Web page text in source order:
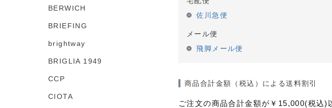
BERWICH
BRIEFING
brightway
BRIGLIA 1949
CCP
CIOTA
佐川急便
メール便
飛脚メール便
商品合計金額（税込）による送料割引
ご注文の商品合計金額が￥15,000(税込)